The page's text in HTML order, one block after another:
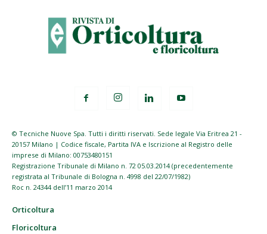
© Tecniche Nuove Spa. Tutti i diritti riservati. Sede legale Via Eritrea 21 -
20157 Milano | Codice fiscale, Partita IVA e Iscrizione al Registro delle
imprese di Milano: 00753480151
Registrazione Tribunale di Milano n. 72 05.03.2014 (precedentemente
registrata al Tribunale di Bologna n. 4998 del 22/07/1982)
Roc n. 24344 dell’11 marzo 2014
Orticoltura
Floricoltura